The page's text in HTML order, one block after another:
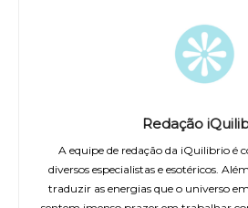
Redação
A equipe de redação da iQuilibrio é
diversos especialistas e esotéricos.
traduzir as energias que o universo